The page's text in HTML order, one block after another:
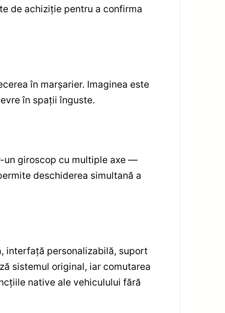
de achiziție pentru a confirma
în marșarier. Imaginea este
în spații înguste.
un giroscop cu multiple axe —
deschiderea simultană a
interfață personalizabilă, suport
sistemul original, iar comutarea
native ale vehiculului fără